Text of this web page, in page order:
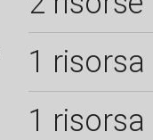
1 risorsa
1 risorsa